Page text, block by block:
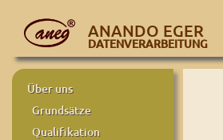
ANANDO EGER
DATENVERARBEITUNG
Über uns
Grundsätze
Qualifikation